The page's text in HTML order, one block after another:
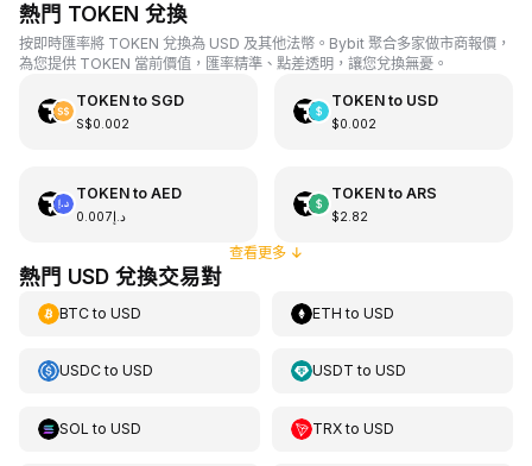
熱門 TOKEN 兌換
按即時匯率將 TOKEN 兌換為 USD 及其他法幣。Bybit 聚合多家做市商報價，
為您提供 TOKEN 當前價值，匯率精準、點差透明，讓您兌換無憂。
TOKENto SGD
S$0.002
TOKENto USD
$0.002
TOKENto AED
د.إ0.007
TOKENto ARS
$2.82
查看更多↓
熱門 USD 兌換交易對
BTCto USD ETH toUSD
USDCto USD USDT toUSD
SOL to USD TRXtoUSD